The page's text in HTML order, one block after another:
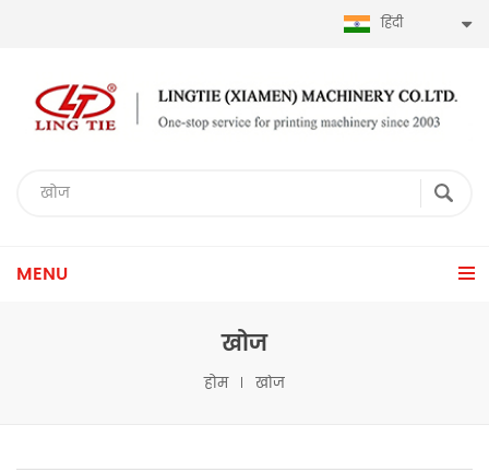
हिंदी
MENU
खोज
होम खोज